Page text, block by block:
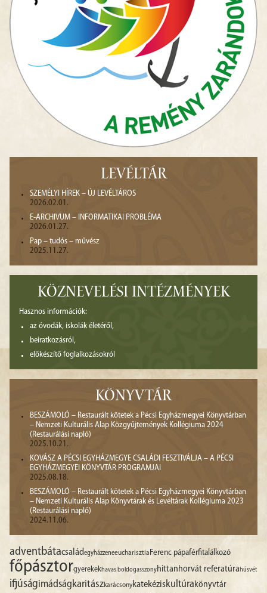
LEVÉLTÁR
SZEMÉLYI HÍREK – ÚJ LEVÉLTÁROS
2026.02.01.
E-ARCHIVUM – INFORMATIKAI PROBLÉMA
2026.01.27.
Pap – tudós – művész
2025.11.27.
KÖZNEVELÉSI INTÉZMÉNYEK
Hasznos információk:
az óvodák, iskolák életéről,
beiratkozásról,
előkészítő foglalkozásokról
KÖNYVTÁR
BESZÁMOLÓ – Restaurált kötetek a Pécsi Egyházmegyei Könyvtárban
– Nemzeti Kulturális Alap Közgyűjtemények Kollégiuma 2024
(Restaurálási napló)
2025.10.21.
KOVÁSZ A PÉCSI EGYHÁZMEGYE CSALÁDI FESZTIVÁLJA – A PÉCSI
EGYHÁZMEGYEI KÖNYVTÁR PROGRAMJAI
2025.08.18.
BESZÁMOLÓ – Restaurált kötetek a Pécsi Egyházmegyei Könyvtárban
– Nemzeti Kulturális Alap Könyvtárak és Levéltárak Kollégiuma 2023
(Restaurálási napló)
2024.11.06.
adventbátacsaládegyházzeneeucharisztiaFerenc pápaférfitalálkozó
főpásztorgyerekekhavas boldogasszonyhittanhorvát referatúrahúsvét
ifjúságimádságkaritászkarácsonykatekéziskultúrakönyvtár